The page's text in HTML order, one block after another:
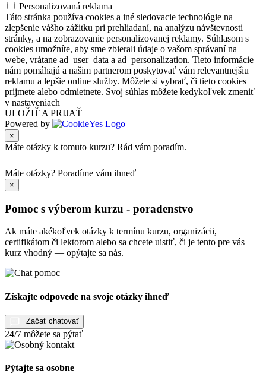
Personalizovaná reklama
Táto stránka používa cookies a iné sledovacie technológie na
zlepšenie vášho zážitku pri prehliadaní, na analýzu návštevnosti
stránky, a na zobrazovanie personalizovanej reklamy. Súhlasom s
cookies umožníte, aby sme zbierali údaje o vašom správaní na
webe, vrátane ad_user_data a ad_personalization. Tieto informácie
nám pomáhajú a našim partnerom poskytovať vám relevantnejšiu
reklamu a lepšie online služby. Môžete si vybrať, či tieto cookies
prijmete alebo odmietnete. Svoj súhlas môžete kedykoľvek zmeniť
v nastaveniach
ULOŽIŤ A PRIJAŤ
Powered by
×
Máte otázky k tomuto kurzu? Rád vám poradím.
Máte otázky? Poradíme vám ihneď
×
Pomoc s výberom kurzu - poradenstvo
Ak máte akékoľvek otázky k termínu kurzu, organizácii,
certifikátom či lektorom alebo sa chcete uistiť, či je tento pre vás
kurz vhodný — opýtajte sa nás.
Získajte odpovede na svoje otázky ihneď
Začať chatovať
24/7 môžete sa pýtať
Pýtajte sa osobne